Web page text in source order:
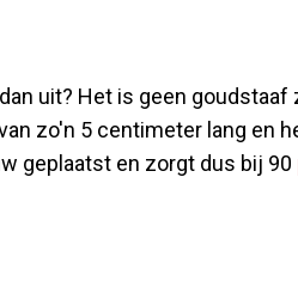
uit? Het is geen
zo'n 5 centimeter lang en
geplaatst en zorgt dus bij 90